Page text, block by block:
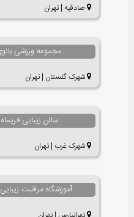
صادقیه | تهران
مجموعه ورزشی
شهرک گلستان | تهران
سالن زیبایی
شهرک غرب | تهران
آموزشگاه مراقبت